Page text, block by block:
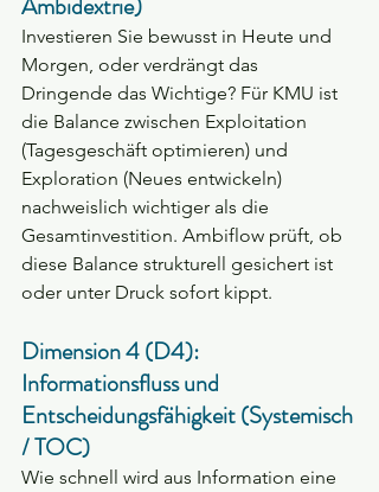
Investieren Sie bewusst in Heute und
Morgen, oder verdrängt das
Dringende das Wichtige? Für KMU ist
die Balance zwischen Exploitation
(Tagesgeschäft optimieren) und
Exploration (Neues entwickeln)
nachweislich wichtiger als die
Gesamtinvestition. Ambiflow prüft, ob
diese Balance strukturell gesichert ist
oder unter Druck sofort kippt.
Dimension 4 (D4):
Informationsfluss und
Entscheidungsfähigkeit (Systemisch
/ TOC)
Wie schnell wird aus Information eine